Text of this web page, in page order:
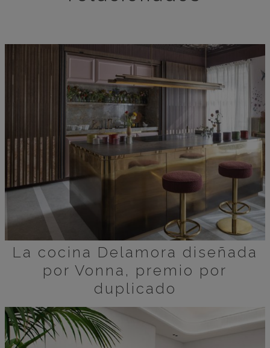
La cocina Delamora diseñada
por Vonna, premio por
duplicado